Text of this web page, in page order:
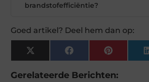
brandstofefficiëntie?
Goed artikel? Deel hem dan op:
X
(Twitter)
Facebook Pinterest
Gerelateerde Berichten: